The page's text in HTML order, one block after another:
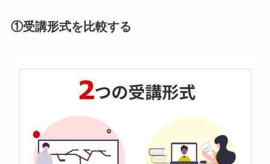
①受講形式を比較する